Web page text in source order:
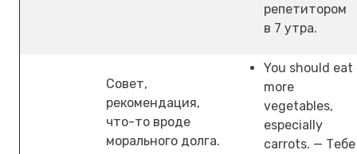
репетитором
в 7 утра.
Совет,
рекомендация,
что-то вроде
морального долга.
You should eat
more
vegetables,
especially
carrots. — Тебе